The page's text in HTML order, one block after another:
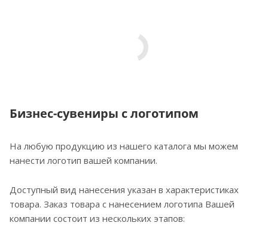
Бизнес-сувениры с логотипом
На любую продукцию из нашего каталога мы можем
нанести логотип вашей компании.
Доступный вид нанесения указан в характеристиках
товара. Заказ товара с нанесением логотипа Вашей
компании состоит из нескольких этапов: